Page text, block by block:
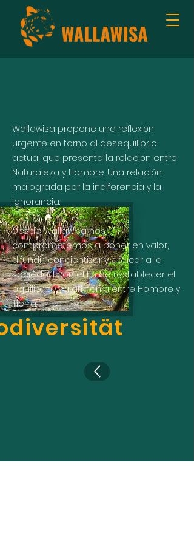
Wallawisa propone una reflexión
urgente en torno al desequilibrio
actual que presenta la relación entre
Naturaleza y Hombre. Una relación
malograda por la indiferencia y la
ignorancia.
Desde Wallawisa nos
comprometemos a poner en valor,
difundir, concientizar y educar a la
sociedad con el fin de restablecer el
equilibrio y la armonía entre Hombre y
Tierra.